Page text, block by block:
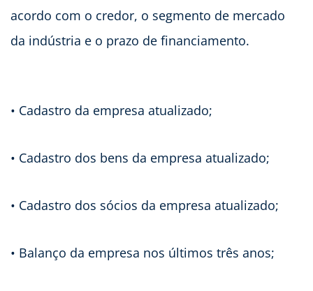
acordo com o credor, o segmento de mercado
da indústria e o prazo de financiamento.
• Cadastro da empresa atualizado;
• Cadastro dos bens da empresa atualizado;
• Cadastro dos sócios da empresa atualizado;
• Balanço da empresa nos últimos três anos;